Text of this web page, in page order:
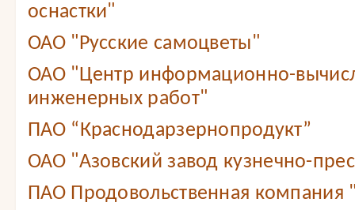
оснастки"
ОАО "Русские самоцветы"
ОАО "Центр информационно-
инженерных работ"
ПАО “Краснодарзернопродукт”
ОАО "Азовский завод кузнечно-
ПАО Продовольственная